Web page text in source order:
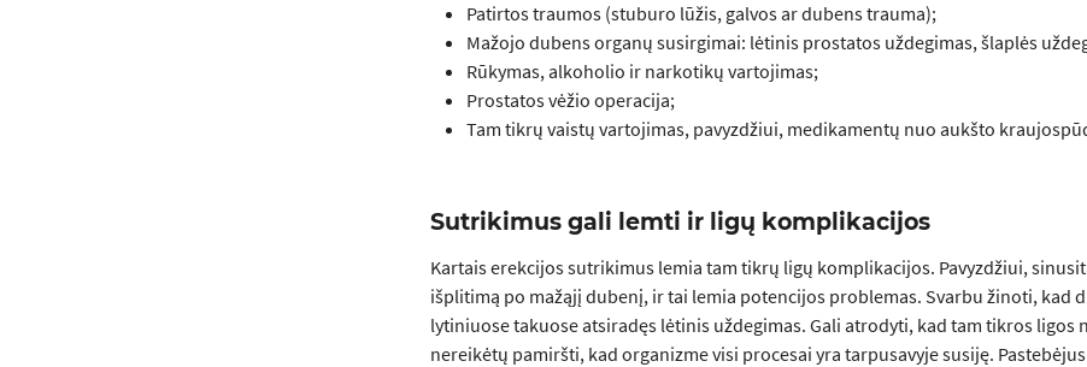
Patirtos traumos (stuburo lūžis, galvos ar dubens trauma);
Mažojo dubens organų susirgimai: lėtinis prostatos uždegimas, šlaplės
Rūkymas, alkoholio ir narkotikų vartojimas;
Prostatos vėžio operacija;
Tam tikrų vaistų vartojimas, pavyzdžiui, medikamentų nuo aukšto
Sutrikimus gali lemti ir ligų komplikacijos
Kartais erekcijos sutrikimus lemia tam tikrų ligų komplikacijos. Pavyzdžiui,
išplitimą po mažąjį dubenį, ir tai lemia potencijos problemas. Svarbu žinoti, kad
lytiniuose takuose atsiradęs lėtinis uždegimas. Gali atrodyti, kad tam tikros
nereikėtų pamiršti, kad organizme visi procesai yra tarpusavyje susiję.